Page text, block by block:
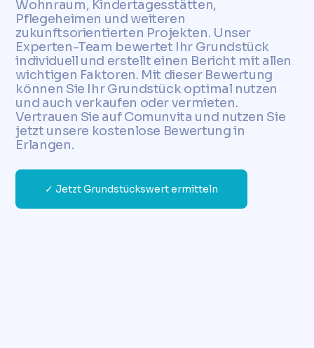
Wohnraum, Kindertagesstätten,
Pflegeheimen und weiteren
zukunftsorientierten Projekten. Unser
Experten-Team bewertet Ihr Grundstück
individuell und erstellt einen Bericht mit allen
wichtigen Faktoren. Mit dieser Bewertung
können Sie Ihr Grundstück optimal nutzen
und auch verkaufen oder vermieten.
Vertrauen Sie auf Comunvita und nutzen Sie
jetzt unsere kostenlose Bewertung in
Erlangen.
✓ Jetzt Grundstückswert ermitteln